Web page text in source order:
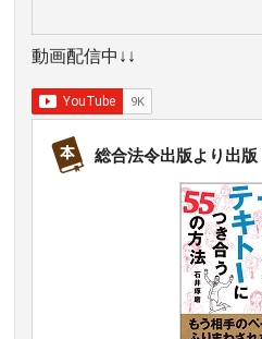
動画配信中↓↓
総合法令出版より出版